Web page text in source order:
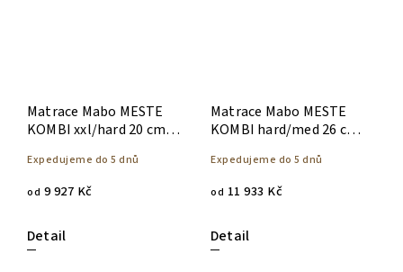
Matrace Mabo MESTE
KOMBI xxl/hard 20 cm,
Expedujeme do 5 dnů
od 9 927 Kč
Detail
Matrace Mabo MESTE
KOMBI hard/med 26 cm,
Expedujeme do 5 dnů
od 11 933 Kč
Detail